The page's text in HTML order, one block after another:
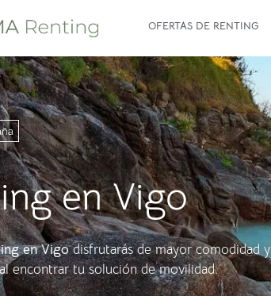
OFERTAS DE RENTING
en Vigo
en Vigodisfrutarás de mayor comodidad y
encontrar tu solución de movilidad.